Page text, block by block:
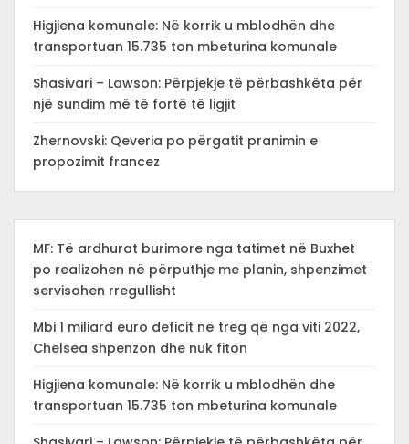
Higjiena komunale: Në korrik u mblodhën dhe
transportuan 15.735 ton mbeturina komunale
Shasivari – Lawson: Përpjekje të përbashkëta për
një sundim më të fortë të ligjit
Zhernovski: Qeveria po përgatit pranimin e
propozimit francez
MF: Të ardhurat burimore nga tatimet në Buxhet
po realizohen në përputhje me planin, shpenzimet
servisohen rregullisht
Mbi 1 miliard euro deficit në treg që nga viti 2022,
Chelsea shpenzon dhe nuk fiton
Higjiena komunale: Në korrik u mblodhën dhe
transportuan 15.735 ton mbeturina komunale